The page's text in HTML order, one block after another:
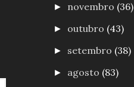
► novembro (36)
► outubro (43)
► setembro (38)
► agosto (83)